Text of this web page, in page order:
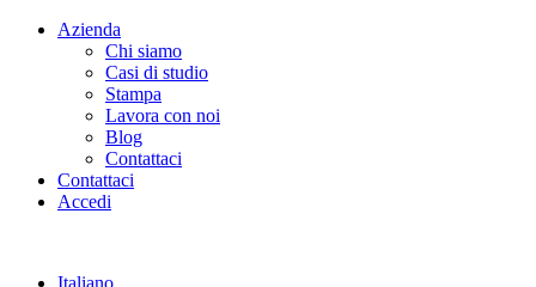
Azienda
Chi siamo
Casi di studio
Stampa
Lavora con noi
Blog
Contattaci
Contattaci
Accedi
Italiano